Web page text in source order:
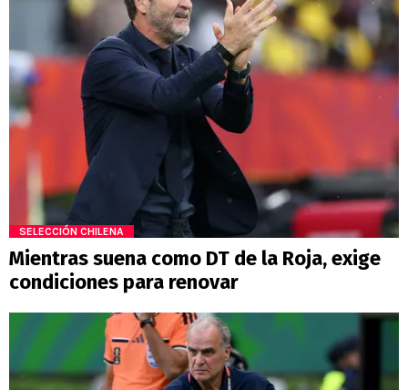
SELECCIÓN CHILENA
Mientras suena como DT de la Roja, exige
condiciones para renovar